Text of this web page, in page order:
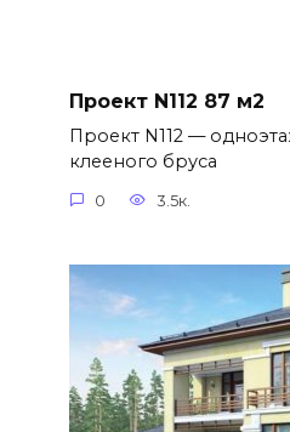
Проект N112 87 м2
Проект N112 —
клееного бруса
0 3.5к.